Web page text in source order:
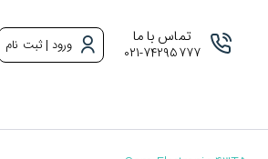
تماس با ما
021-74295777 ورود | ثبت نام